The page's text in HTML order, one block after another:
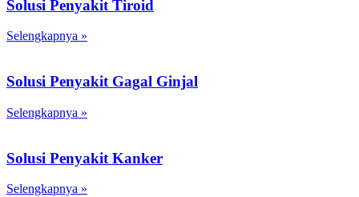
Solusi Penyakit Tiroid
Selengkapnya »
Solusi Penyakit Gagal Ginjal
Selengkapnya »
Solusi Penyakit Kanker
Selengkapnya »